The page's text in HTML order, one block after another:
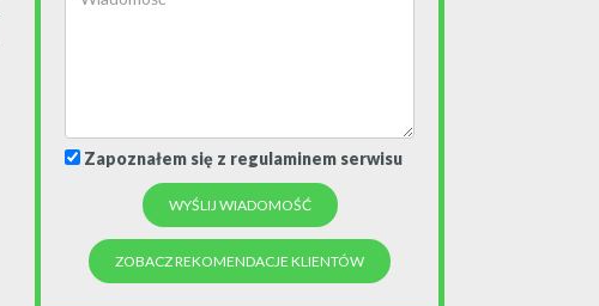
Zapoznałem się z regulaminem serwisu
ZOBACZ REKOMENDACJE KLIENTÓW